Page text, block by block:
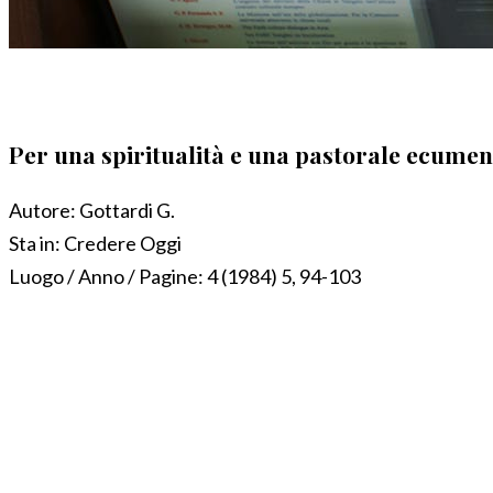
Per una spiritualità e una pastorale
Autore: Gottardi G.
Sta in: Credere Oggi
Luogo / Anno / Pagine:4 (1984) 5, 94-103